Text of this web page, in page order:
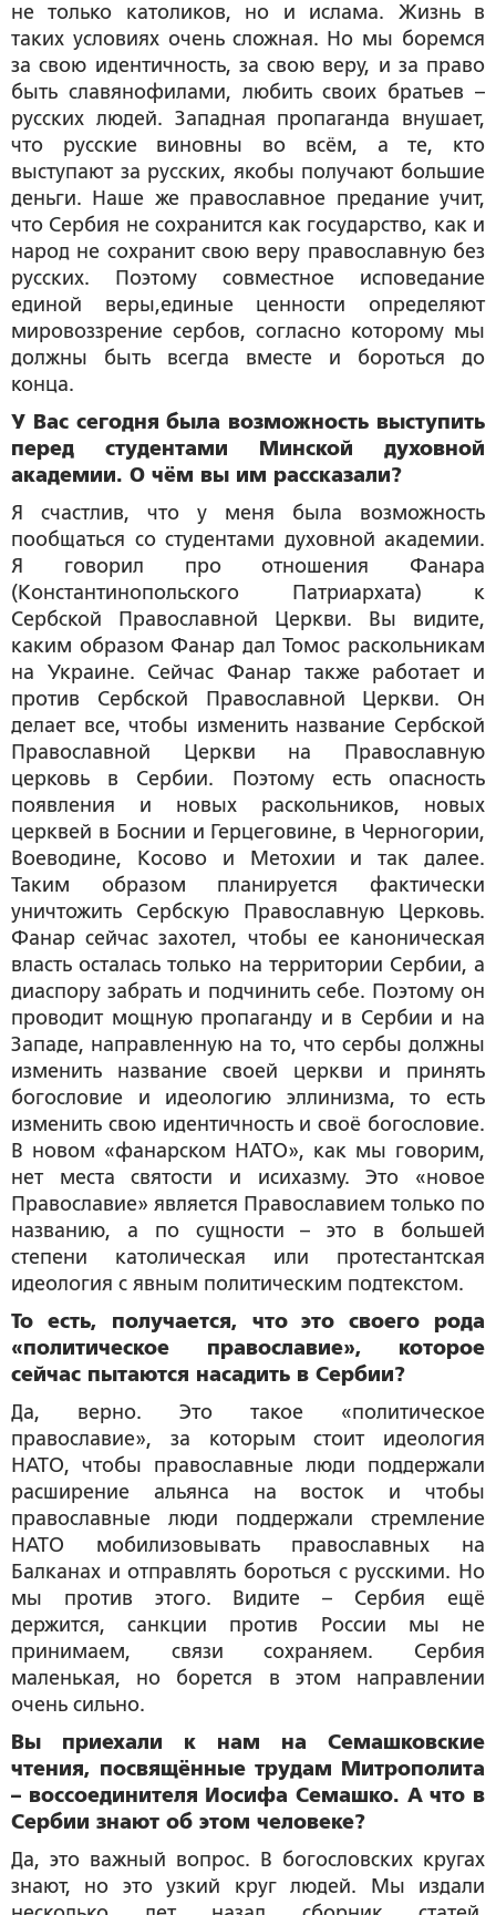
не только католиков, но и ислама. Жизнь в
таких условиях очень сложная. Но мы боремся
за свою идентичность, за свою веру, и за право
быть славянофилами, любить своих братьев –
русских людей. Западная пропаганда внушает,
что русские виновны во всём, а те, кто
выступают за русских, якобы получают большие
деньги. Наше же православное предание учит,
что Сербия не сохранится как государство, как и
народ не сохранит свою веру православную без
русских. Поэтому совместное исповедание
единой веры,единые ценности определяют
мировоззрение сербов, согласно которому мы
должны быть всегда вместе и бороться до
конца.
У Вас сегодня была возможность выступить
перед студентами Минской духовной
академии. О чём вы им рассказали?
Я счастлив, что у меня была возможность
пообщаться со студентами духовной академии.
Я говорил про отношения Фанара
(Константинопольского Патриархата) к
Сербской Православной Церкви. Вы видите,
каким образом Фанар дал Томос раскольникам
на Украине. Сейчас Фанар также работает и
против Сербской Православной Церкви. Он
делает все, чтобы изменить название Сербской
Православной Церкви на Православную
церковь в Сербии. Поэтому есть опасность
появления и новых раскольников, новых
церквей в Боснии и Герцеговине, в Черногории,
Воеводине, Косово и Метохии и так далее.
Таким образом планируется фактически
уничтожить Сербскую Православную Церковь.
Фанар сейчас захотел, чтобы ее каноническая
власть осталась только на территории Сербии, а
диаспору забрать и подчинить себе. Поэтому он
проводит мощную пропаганду и в Сербии и на
Западе, направленную на то, что сербы должны
изменить название своей церкви и принять
богословие и идеологию эллинизма, то есть
изменить свою идентичность и своё богословие.
В новом «фанарском НАТО», как мы говорим,
нет места святости и исихазму. Это «новое
Православие» является Православием только по
названию, а по сущности – это в большей
степени католическая или протестантская
идеология с явным политическим подтекстом.
То есть, получается, что это своего рода
«политическое православие», которое
сейчас пытаются насадить в Сербии?
Да, верно. Это такое «политическое
православие», за которым стоит идеология
НАТО, чтобы православные люди поддержали
расширение альянса на восток и чтобы
православные люди поддержали стремление
НАТО мобилизовывать православных на
Балканах и отправлять бороться с русскими. Но
мы против этого. Видите – Сербия ещё
держится, санкции против России мы не
принимаем, связи сохраняем. Сербия
маленькая, но борется в этом направлении
очень сильно.
Вы приехали к нам на Семашковские
чтения, посвящённые трудам Митрополита
– воссоединителя Иосифа Семашко. А что в
Сербии знают об этом человеке?
Да, это важный вопрос. В богословских кругах
знают, но это узкий круг людей. Мы издали